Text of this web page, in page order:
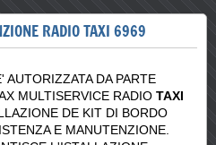
RADIO TAXI 6969
AUTORIZZATA DA PARTE
MULTISERVICE RADIO TAXI
DE KIT DI BORDO
E MANUTENZIONE.